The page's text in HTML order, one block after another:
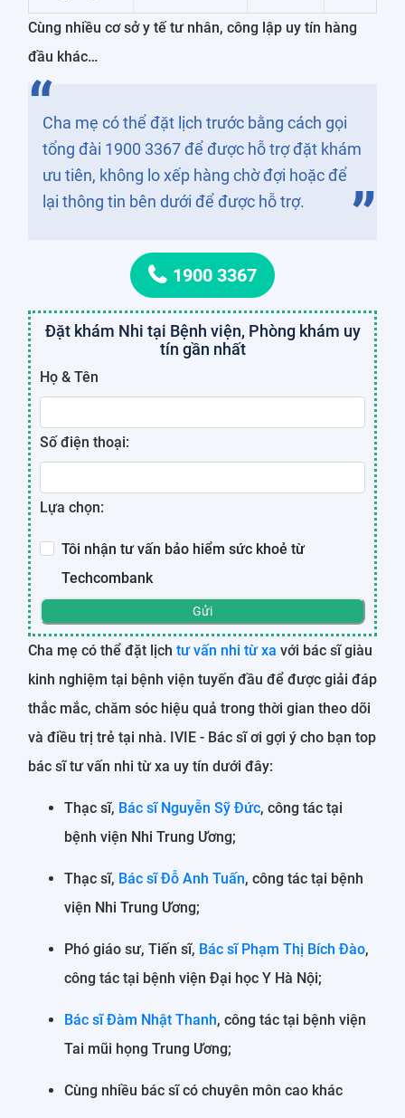
Cùng nhiều cơ sở y tế tư nhân, công lập uy tín hàng
đầu khác…
Cha mẹ có thể đặt lịch trước bằng cách gọi
tổng đài 1900 3367 để được hỗ trợ đặt khám
ưu tiên, không lo xếp hàng chờ đợi hoặc để
lại thông tin bên dưới để được hỗ trợ.
1900 3367
Đặt khám Nhi tại Bệnh viện, Phòng khám uy
tín gần nhất
Họ & Tên
Số điện thoại:
Lựa chọn:
Tôi nhận tư vấn bảo hiểm sức khoẻ từ
Techcombank
Gửi
Cha mẹ có thể đặt lịch tư vấn nhi từ xa với bác sĩ giàu
kinh nghiệm tại bệnh viện tuyến đầu để được giải đáp
thắc mắc, chăm sóc hiệu quả trong thời gian theo dõi
và điều trị trẻ tại nhà. IVIE - Bác sĩ ơi gợi ý cho bạn top
bác sĩ tư vấn nhi từ xa uy tín dưới đây:
Thạc sĩ, Bác sĩ Nguyễn Sỹ Đức, công tác tại
bệnh viện Nhi Trung Ương;
Thạc sĩ, Bác sĩ Đỗ Anh Tuấn, công tác tại bệnh
viện Nhi Trung Ương;
Phó giáo sư, Tiến sĩ, Bác sĩ Phạm Thị Bích Đào,
công tác tại bệnh viện Đại học Y Hà Nội;
Bác sĩ Đàm Nhật Thanh, công tác tại bệnh viện
Tai mũi họng Trung Ương;
Cùng nhiều bác sĩ có chuyên môn cao khác